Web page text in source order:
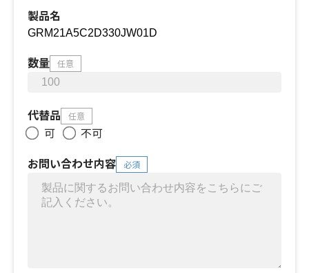
製品名
数量 任意
代替品 任意
可
不可
お問い合わせ内容
必須